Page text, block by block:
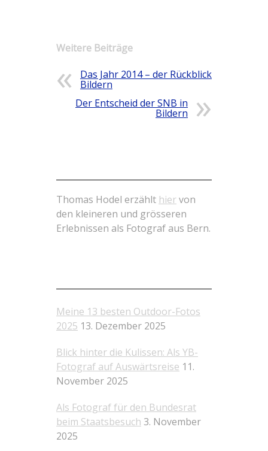
Weitere Beiträge
Das Jahr 2014 – der Rückblick in
Bildern
Der Entscheid der SNB in
Bildern
Thomas Hodel erzählt hiervon
den kleineren und grösseren
Erlebnissen als Fotograf aus Bern.
Meine 13 besten Outdoor-Fotos
2025 13. Dezember 2025
Blick hinter die Kulissen: Als YB-
Fotograf auf Auswärtsreise 11.
November 2025
Als Fotograf für den Bundesrat
beim Staatsbesuch 3. November
2025